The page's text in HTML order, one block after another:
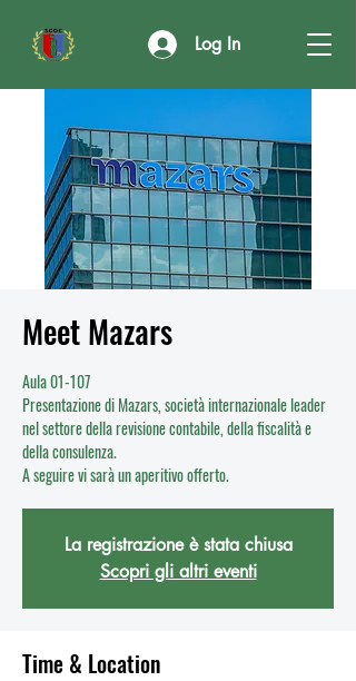
Log In
Meet Mazars
Aula 01-107
Presentazione di Mazars, società internazionale leader
nel settore della revisione contabile, della fiscalità e
della consulenza.
A seguire vi sarà un aperitivo offerto.
La registrazione è stata chiusa
Scopri gli altri eventi
Time & Location